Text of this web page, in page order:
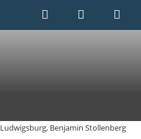
Benjamin Stollenberg